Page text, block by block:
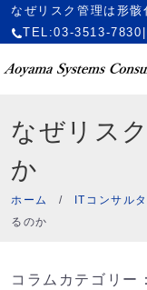
なぜリスク管理は形骸
TEL:03-3513-7830
なぜリス
か
ホーム / ITコンサル
るのか
コラムカテゴリー：